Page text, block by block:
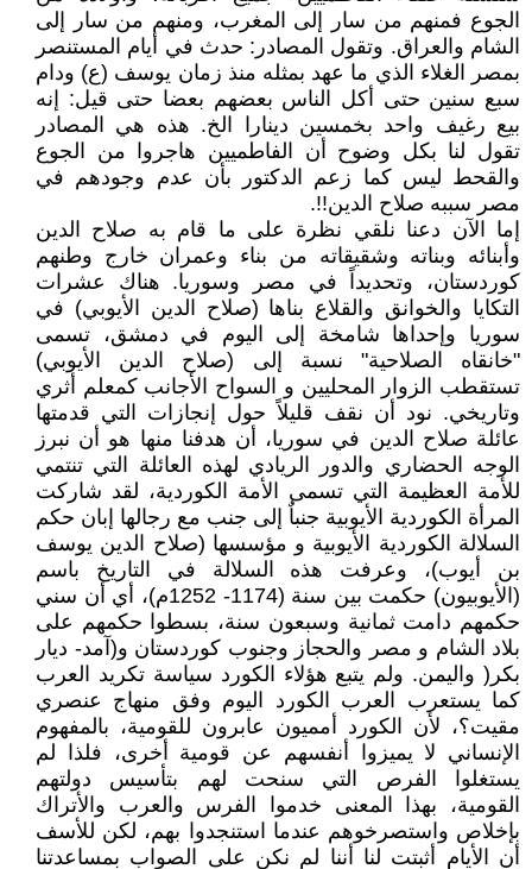
الجوع فمنهم من سار إلى المغرب، ومنهم من سار إلى
الشام والعراق. وتقول المصادر: حدث في أيام المستنصر
بمصر الغلاء الذي ما عهد بمثله منذ زمان يوسف (ع) ودام
سبع سنين حتى أكل الناس بعضهم بعضا حتى قيل: إنه
بيع رغيف واحد بخمسين دينارا الخ. هذه هي المصادر
تقول لنا بكل وضوح أن الفاطميين هاجروا من الجوع
والقحط ليس كما زعم الدكتور بأن عدم وجودهم في
مصر سببه صلاح الدين!!.
إما الآن دعنا نلقي نظرة على ما قام به صلاح الدين
وأبنائه وبناته وشقيقاته من بناء وعمران خارج وطنهم
كوردستان، وتحديداً في مصر وسوريا. هناك عشرات
التكايا والخوانق والقلاع بناها (صلاح الدين الأيوبي) في
سوريا وإحداها شامخة إلى اليوم في دمشق، تسمى
"خانقاه الصلاحية" نسبة إلى (صلاح الدين الأيوبي)
تستقطب الزوار المحليين و السواح الأجانب كمعلم أثري
وتاريخي. نود أن نقف قليلاً حول إنجازات التي قدمتها
عائلة صلاح الدين في سوريا، أن هدفنا منها هو أن نبرز
الوجه الحضاري والدور الريادي لهذه العائلة التي تنتمي
للأمة العظيمة التي تسمى الأمة الكوردية، لقد شاركت
المرأة الكوردية الأيوبية جنباٌ إلى جنب مع رجالها إبان حكم
السلالة الكوردية الأيوبية و مؤسسها (صلاح الدين يوسف
بن أيوب)، وعرفت هذه السلالة في التاريخ باسم
(الأيوبيون) حكمت بين سنة (1174- 1252م)، أي أن سني
حكمهم دامت ثمانية وسبعون سنة، بسطوا حكمهم على
بلاد الشام و مصر والحجاز وجنوب كوردستان و(آمد- ديار
بكر( واليمن. ولم يتبع هؤلاء الكورد سياسة تكريد العرب
كما يستعرب العرب الكورد اليوم وفق منهاج عنصري
مقيت؟، لأن الكورد أمميون عابرون للقومية، بالمفهوم
الإنساني لا يميزوا أنفسهم عن قومية أخرى، فلذا لم
يستغلوا الفرص التي سنحت لهم بتأسيس دولتهم
القومية، بهذا المعنى خدموا الفرس والعرب والأتراك
بإخلاص واستصرخوهم عندما استنجدوا بهم، لكن للأسف
أن الأيام أثبتت لنا أننا لم نكن على الصواب بمساعدتنا